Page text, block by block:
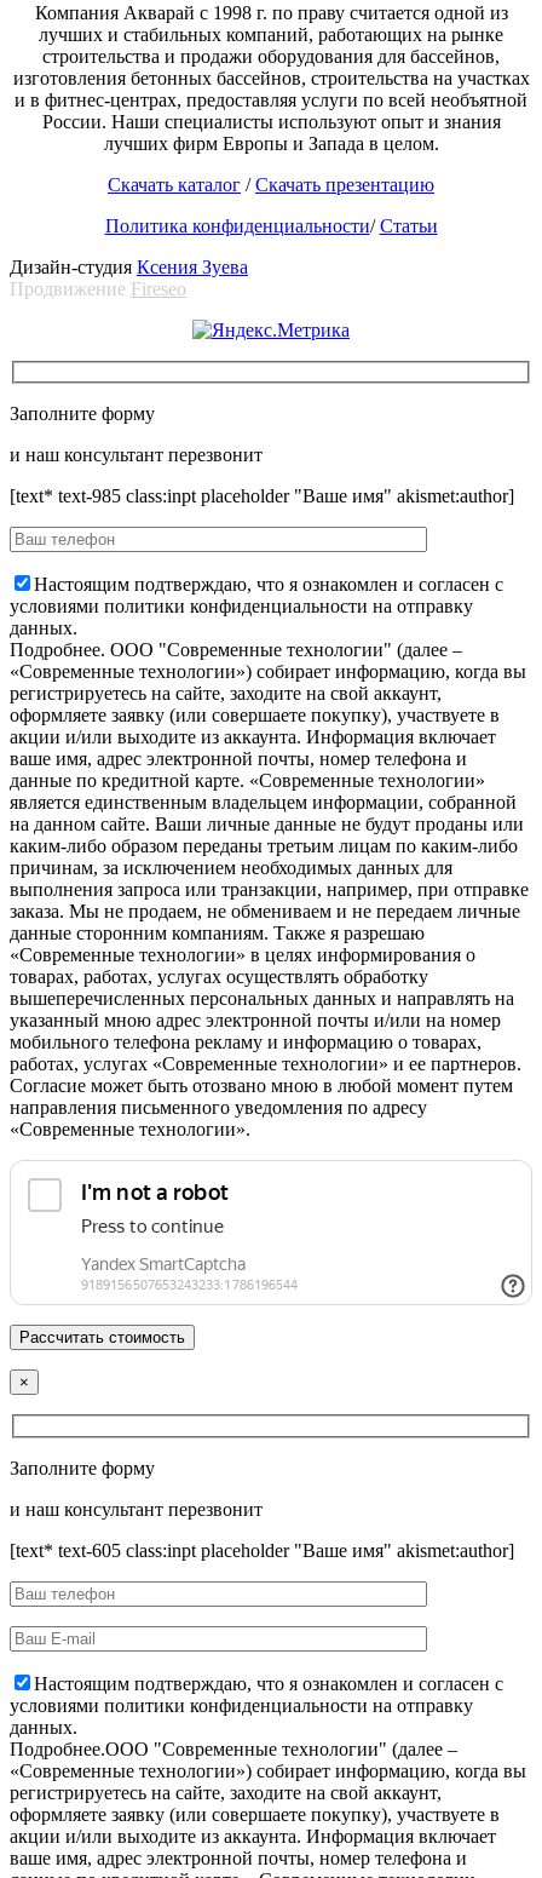
Компания Акварай с 1998 г. по праву считается одной из
лучших и стабильных компаний, работающих на рынке
строительства и продажи оборудования для бассейнов,
изготовления бетонных бассейнов, строительства на участках
и в фитнес-центрах, предоставляя услуги по всей необъятной
России. Наши специалисты используют опыт и знания
лучших фирм Европы и Запада в целом.
Скачать каталог / Скачать презентацию
Политика конфиденциальности/Статьи
Дизайн-студия Ксения Зуева
Продвижение Fireseo
Заполните форму
и наш консультант перезвонит
[text* text-985 class:inpt placeholder "Ваше имя" akismet:author]
Настоящим подтверждаю, что я ознакомлен и согласен с
условиями политики конфиденциальности на отправку
данных.
Подробнее. OOO "Современные технологии" (далее –
«Современные технологии») собирает информацию, когда вы
регистрируетесь на сайте, заходите на свой аккаунт,
оформляете заявку (или совершаете покупку), участвуете в
акции и/или выходите из аккаунта. Информация включает
ваше имя, адрес электронной почты, номер телефона и
данные по кредитной карте. «Современные технологии»
является единственным владельцем информации, собранной
на данном сайте. Ваши личные данные не будут проданы или
каким-либо образом переданы третьим лицам по каким-либо
причинам, за исключением необходимых данных для
выполнения запроса или транзакции, например, при отправке
заказа. Мы не продаем, не обмениваем и не передаем личные
данные сторонним компаниям. Также я разрешаю
«Современные технологии» в целях информирования о
товарах, работах, услугах осуществлять обработку
вышеперечисленных персональных данных и направлять на
указанный мною адрес электронной почты и/или на номер
мобильного телефона рекламу и информацию о товарах,
работах, услугах «Современные технологии» и ее партнеров.
Согласие может быть отозвано мною в любой момент путем
направления письменного уведомления по адресу
«Современные технологии».
×
Заполните форму
и наш консультант перезвонит
[text* text-605 class:inpt placeholder "Ваше имя" akismet:author]
Настоящим подтверждаю, что я ознакомлен и согласен с
условиями политики конфиденциальности на отправку
данных.
Подробнее.OOO "Современные технологии" (далее –
«Современные технологии») собирает информацию, когда вы
регистрируетесь на сайте, заходите на свой аккаунт,
оформляете заявку (или совершаете покупку), участвуете в
акции и/или выходите из аккаунта. Информация включает
ваше имя, адрес электронной почты, номер телефона и